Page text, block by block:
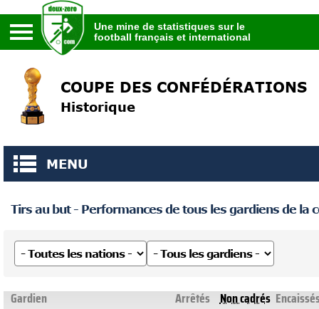
football français et international
Une mine de statistiques sur le
football français et international
COUPE DES CONFÉDÉRATIONS
Historique
MENU
Tirs au but - Performances de tous les gardiens de la
Gardien Arrêtés Non cadrés